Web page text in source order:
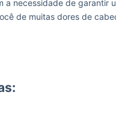
a necessidade de garantir
de muitas dores de